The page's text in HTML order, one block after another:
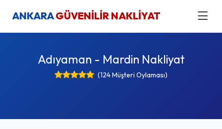
ANKARAGÜVENİLİR NAKLİYAT
Adıyaman - Mardin Nakliyat
(124 Müşteri Oylaması)